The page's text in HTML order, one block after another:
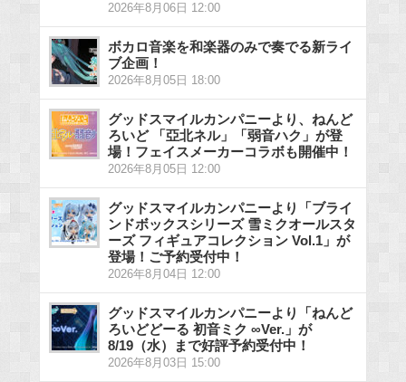
2026年8月06日 12:00
ボカロ音楽を和楽器のみで奏でる新ライ
ブ企画！
2026年8月05日 18:00
グッドスマイルカンパニーより、ねんど
ろいど 「亞北ネル」「弱音ハク」が登
場！フェイスメーカーコラボも開催中！
2026年8月05日 12:00
グッドスマイルカンパニーより「ブライ
ンドボックスシリーズ 雪ミクオールスタ
ーズ フィギュアコレクション Vol.1」が
登場！ご予約受付中！
2026年8月04日 12:00
グッドスマイルカンパニーより「ねんど
ろいどどーる 初音ミク ∞Ver.」が
8/19（水）まで好評予約受付中！
2026年8月03日 15:00